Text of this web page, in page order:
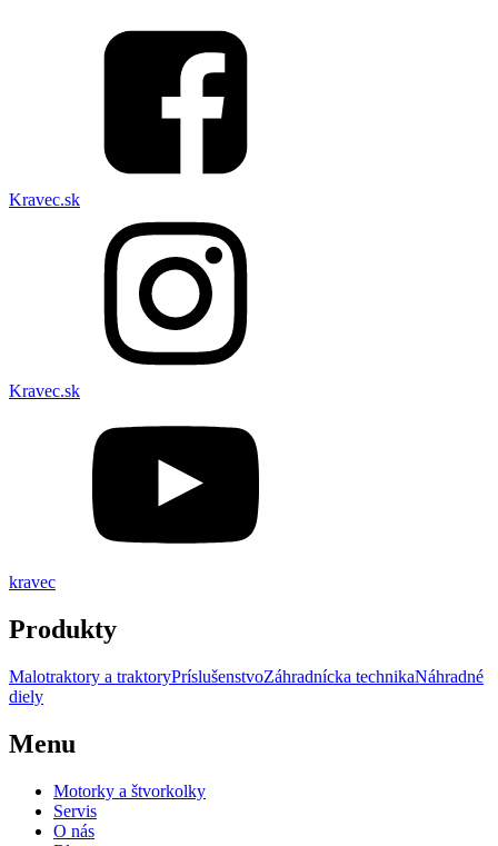
Kravec.sk
Kravec.sk
kravec
Produkty
Malotraktory a traktoryPríslušenstvoZáhradnícka technikaNáhradné
diely
Menu
Motorky a štvorkolky
Servis
O nás